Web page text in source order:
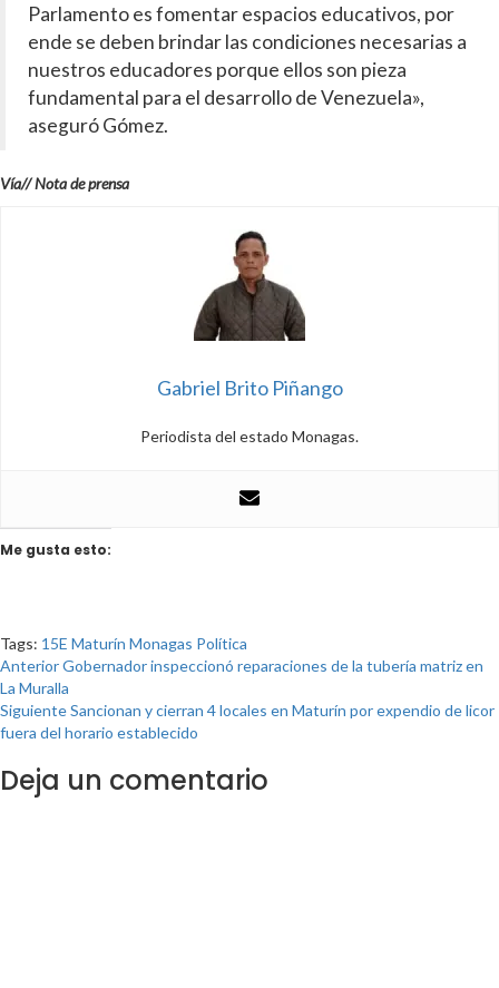
Parlamento es fomentar espacios educativos, por
ende se deben brindar las condiciones necesarias a
nuestros educadores porque ellos son pieza
fundamental para el desarrollo de Venezuela»,
aseguró Gómez.
Vía// Nota de prensa
Gabriel Brito Piñango
Periodista del estado Monagas.
Me gusta esto:
Tags: 15E Maturín Monagas Política
AnteriorGobernador inspeccionó reparaciones de la tubería matriz en
La Muralla
SiguienteSancionan y cierran 4 locales en Maturín por expendio de licor
fuera del horario establecido
Deja un comentario